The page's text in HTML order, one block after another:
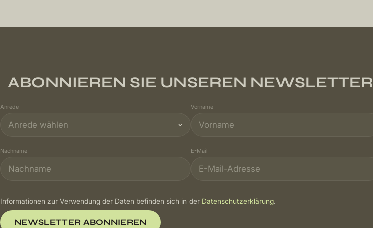
ABONNIEREN SIE UNSEREN NEWSLETTER
Anrede Vorname
Nachname E-Mail
Informationen zur Verwendung der Daten befinden sich in der Datenschutzerklärung.
NEWSLETTER ABONNIEREN